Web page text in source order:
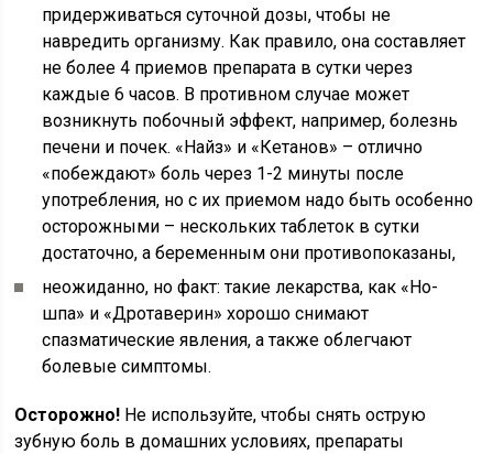
придерживаться суточной дозы, чтобы не
навредить организму. Как правило, она составляет
не более 4 приемов препарата в сутки через
каждые 6 часов. В противном случае может
возникнуть побочный эффект, например, болезнь
печени и почек. «Найз» и «Кетанов» – отлично
«побеждают» боль через 1-2 минуты после
употребления, но с их приемом надо быть особенно
осторожными – нескольких таблеток в сутки
достаточно, а беременным они противопоказаны,
неожиданно, но факт: такие лекарства, как «Но-
шпа» и «Дротаверин» хорошо снимают
спазматические явления, а также облегчают
болевые симптомы.
Осторожно! Не используйте, чтобы снять острую
зубную боль в домашних условиях, препараты